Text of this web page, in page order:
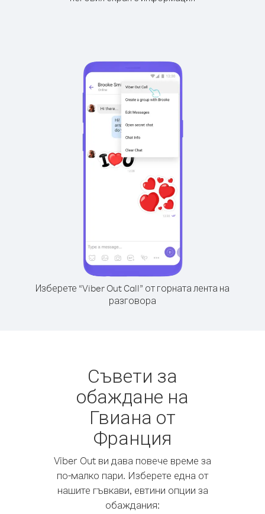
Изберете “Viber Out Call” от горната лента на
разговора
Съвети за
обаждане на
Гвиана от
Франция
Viber Out ви дава повече време за
по-малко пари. Изберете една от
нашите гъвкави, евтини опции за
обаждания: